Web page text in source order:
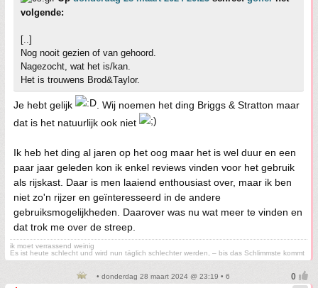
volgende:
[..]
Nog nooit gezien of van gehoord.
Nagezocht, wat het is/kan.
Het is trouwens Brod&Taylor.
Je hebt gelijk
. Wij noemen het ding Briggs & Stratton maar
dat is het natuurlijk ook niet
Ik heb het ding al jaren op het oog maar het is wel duur en een
paar jaar geleden kon ik enkel reviews vinden voor het gebruik
als rijskast. Daar is men laaiend enthousiast over, maar ik ben
niet zo'n rijzer en geïnteresseerd in de andere
gebruiksmogelijkheden. Daarover was nu wat meer te vinden en
dat trok me over de streep.
ik moet verrassend weinig
Es ist heute schlecht und wird nun täglich schlechter werden, – bis das Schlimmste kommt
• donderdag 28 maart 2024 @ 23:19 • 6